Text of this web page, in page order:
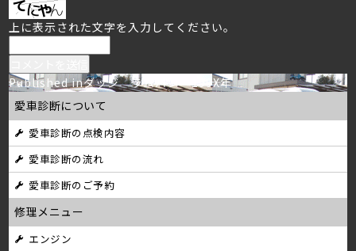
上に表示された文字を入力してください。
投
稿
ナ
ビ
ゲ
ー
Published inダッジ ラムバン 199X年
愛車診断について
愛車診断の点検内容
愛車診断の流れ
愛車診断のご予約
修理メニュー
エンジン